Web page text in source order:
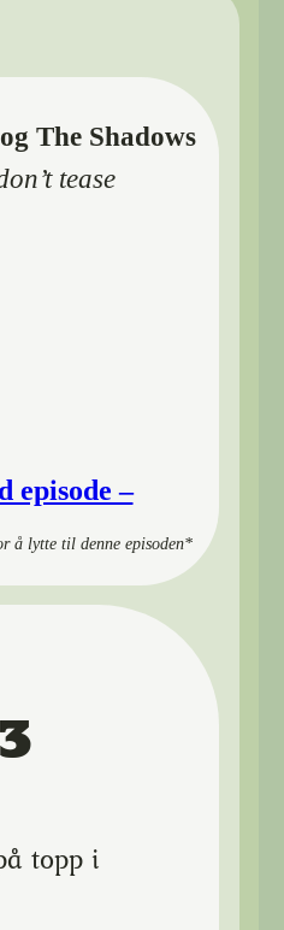
The Shadows
tease
episode –
å lytte til denne episoden*
3
topp i